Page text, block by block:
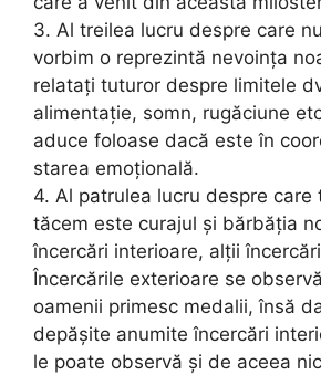
3. Al treilea lucru despre care
vorbim o reprezintă nevoinţa
relataţi tuturor despre limitele
alimentație, somn, rugăciune
aduce foloase dacă este în
starea emoțională.
4. Al patrulea lucru despre care
tăcem este curajul și bărbăția
încercări interioare, alții
Încercările exterioare se
oamenii primesc medalii, însă
depășite anumite încercări
le poate observă și de aceea